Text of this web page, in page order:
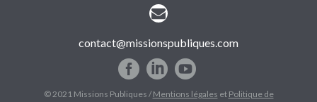


contact@missionspubliques.com
© 2021 Missions Publiques /Mentions légales et Politique de